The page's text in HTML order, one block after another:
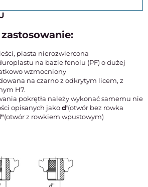
piasta nierozwiercona
na bazie fenolu (PF) o dużej
wzmocniony
na czarno z odkrytym licem, z
H7.
pokrętła należy wykonać samemu nie
opisanych jakod'(otwór bez rowka
(otwór z rowkiem wpustowym)